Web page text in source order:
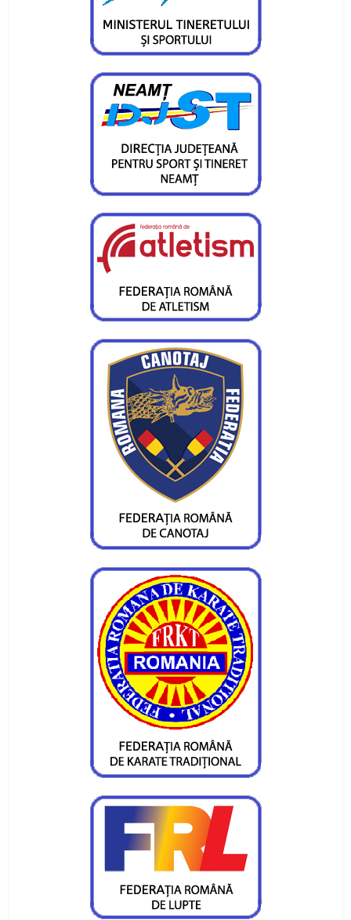
pentru flotila pietreană
Ionuț Măriuța și Gabriel Marcel sunt campioni
naționali
Pietrenii, învingători în Cupa României Under 15
Ina Popescu, o nouă medalie pentru CS
Ceahlăul
Gabriel Stan, câștigător la o categorie de vârstă
mai mare
Medalii și confirmări la concursurile
internaționale pentru CS Ceahlăul
Campionatul Național pe ergometru - Deva
Obiective reușite la București și Craiova
Sfârșit de săptămână cu finală de campionat
național la juniori III
Atleții de la CS Ceahlăul au fost medaliați la
Bacău
Trei locuri I, un loc II si cinci locuri III pentru
flotila Ceahlaului
Pietrenii au fost campioni la Targu-Mures
Campionatul Național de Karate Traditional
Fudokan
Valentin Gavril a fost ales vicepresedinte al
Federatiei de Canotaj
Sportivii CS Ceahlaul si LPS Piatra Neamt,
premiati la Targu-Mures
pentru finala CN si Cupa Romaniei
Sperante la noi medalii pentru canotorii CS
Ceahlaul - LPS Piatra Neamt
Noi medalii pentru atletii CS Ceahlaul in